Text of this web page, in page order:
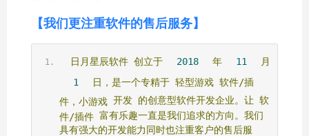
【我们更注重软件的售后服务】
日月星辰软件 创立于 2018 年 11
月
1
日，是一个专精于 轻型游戏 软件/插
件，小游戏 开发 的创意型软件开发企业。让 软
件/插件 富有乐趣一直是我们追求的方向。我们
具有强大的开发能力同时也注重客户的售后服